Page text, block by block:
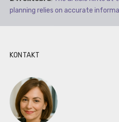
planning relies on accurate
KONTAKT